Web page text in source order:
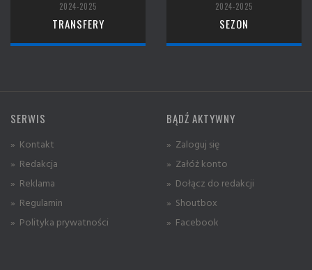
2024-2025
TRANSFERY
2024-2025
SEZON
SERWIS
» Kontakt
» Redakcja
» Reklama
» Regulamin
» Polityka prywatności
BĄDŹ AKTYWNY
» Zaloguj się
» Załóż konto
» Dołącz do redakcji
» Shoutbox
» Facebook